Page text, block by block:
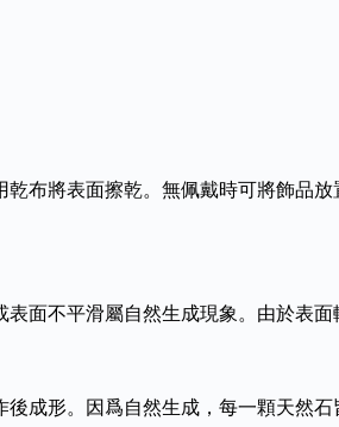
布將表面擦乾。無佩戴時可將飾品放
面不平滑屬自然生成現象。由於表
成形。因爲自然生成，每一顆天然